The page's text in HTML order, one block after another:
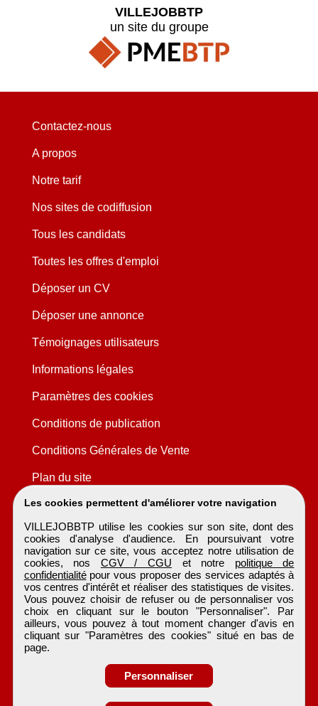
Les cookies permettent d'améliorer votre navigation
VILLEJOBBTP utilise les cookies sur son site, dont des
cookies d'analyse d'audience. En poursuivant votre
navigation sur ce site, vous acceptez notre utilisation de
cookies, nos CGV / CGU et notre politique de
confidentialitépour vous proposer des services adaptés à
vos centres d'intérêt et réaliser des statistiques de visites.
Vous pouvez choisir de refuser ou de personnaliser vos
choix en cliquant sur le bouton "Personnaliser". Par
ailleurs, vous pouvez à tout moment changer d'avis en
cliquant sur "Paramètres des cookies" situé en bas de
page.
Personnaliser
VILLEJOBBTP
un site du groupe
Contactez-nous
A propos
Notre tarif
Nos sites de codiffusion
Tous les candidats
Toutes les offres d'emploi
Déposer un CV
Déposer une annonce
Témoignages utilisateurs
Informations légales
Paramètres des cookies
Conditions de publication
Conditions Générales de Vente
Plan du site